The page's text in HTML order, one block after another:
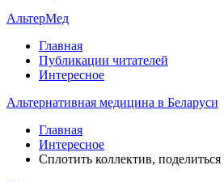
АльтерМед
Главная
Публикации читателей
Интересное
Альтернативная медицина в Беларуси
Главная
Интересное
Сплотить коллектив,